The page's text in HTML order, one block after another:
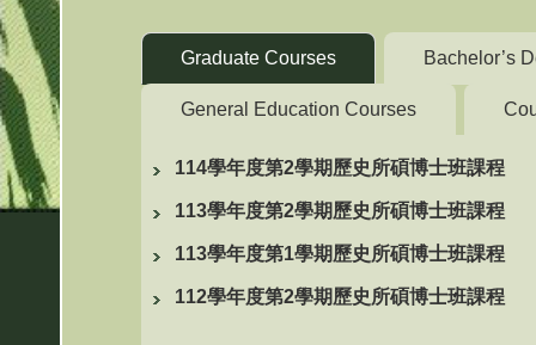
Graduate Courses Bachelor’s
General Education Courses
114學年度第2學期歷史所碩博士班課程
113學年度第2學期歷史所碩博士班課程
113學年度第1學期歷史所碩博士班課程
112學年度第2學期歷史所碩博士班課程